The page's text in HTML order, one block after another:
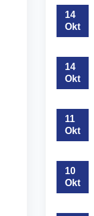
14
Okt
14
Okt
11
Okt
10
Okt